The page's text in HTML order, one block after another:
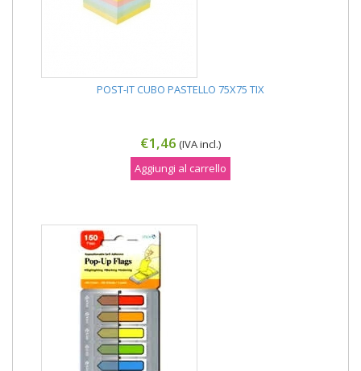
POST-IT CUBO PASTELLO 75X75 TIX
€1,46 (IVA incl.)
Aggiungi al carrello